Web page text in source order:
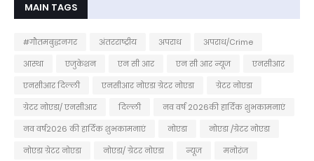
MAIN TAGS
#गौतमबुद्धनगर अंतरराष्ट्रीय अपराध
अपराध/Crime
आस्था
एजुकेशन एन सी आर एन सी आर न्यूज
एनसीआर
एनसीआर दिल्ली
एनसीआर नोएडा ग्रेटर नोएडा
ग्रेटर नोएडा
ग्रेटर नोएडा/ एनसीआर
दिल्ली
नव वर्ष 2026की हार्दिक शुभकामनाएं
नव वर्ष2026 की हार्दिक शुभकामनाएं
नोएडा
नोएडा /ग्रेटर नोएडा
नोएडा ग्रेटर नोएडा
नोएडा/ ग्रेटर नोएडा न्यूज
मनोरंज